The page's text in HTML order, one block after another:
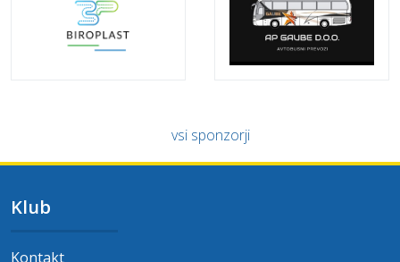
vsi sponzorji
Klub
Kontakt